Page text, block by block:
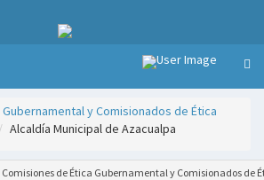
y Comisionados de Ética
Alcaldía Municipal de Azacualpa
Comisiones de Ética Gubernamental y Comisionados de